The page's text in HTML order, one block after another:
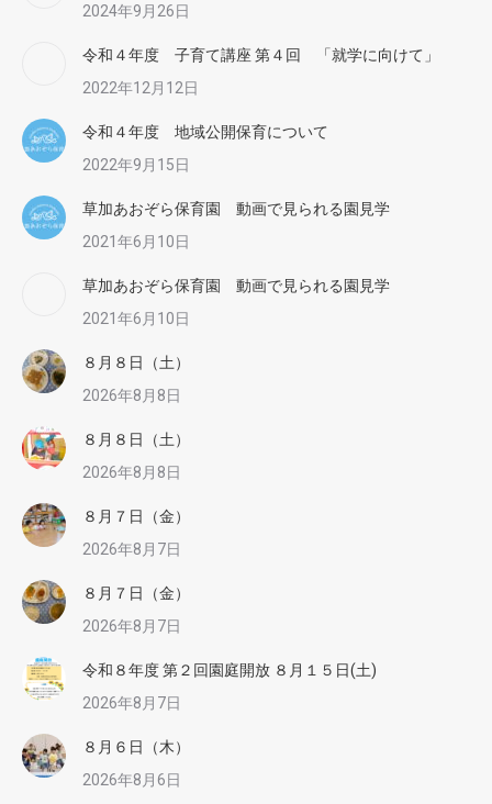
2024年9月26日
令和４年度 子育て講座 第４回 「就学に向けて」
2022年12月12日
令和４年度 地域公開保育について
2022年9月15日
草加あおぞら保育園 動画で見られる園見学
2021年6月10日
草加あおぞら保育園 動画で見られる園見学
2021年6月10日
８月８日（土）
2026年8月8日
８月８日（土）
2026年8月8日
８月７日（金）
2026年8月7日
８月７日（金）
2026年8月7日
令和８年度 第２回園庭開放 ８月１５日(土)
2026年8月7日
８月６日（木）
2026年8月6日